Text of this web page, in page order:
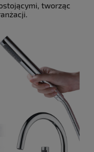
tworząc